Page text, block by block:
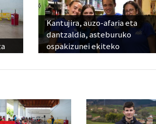
Kantujira, auzo-afaria eta
dantzaldia, asteburuko
ospakizunei ekiteko